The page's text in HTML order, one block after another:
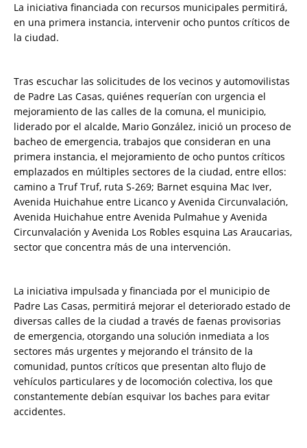
La iniciativa financiada con recursos municipales permitirá,
en una primera instancia, intervenir ocho puntos críticos de
la ciudad.
Tras escuchar las solicitudes de los vecinos y automovilistas
de Padre Las Casas, quiénes requerían con urgencia el
mejoramiento de las calles de la comuna, el municipio,
liderado por el alcalde, Mario González, inició un proceso de
bacheo de emergencia, trabajos que consideran en una
primera instancia, el mejoramiento de ocho puntos críticos
emplazados en múltiples sectores de la ciudad, entre ellos:
camino a Truf Truf, ruta S-269; Barnet esquina Mac Iver,
Avenida Huichahue entre Licanco y Avenida Circunvalación,
Avenida Huichahue entre Avenida Pulmahue y Avenida
Circunvalación y Avenida Los Robles esquina Las Araucarias,
sector que concentra más de una intervención.
La iniciativa impulsada y financiada por el municipio de
Padre Las Casas, permitirá mejorar el deteriorado estado de
diversas calles de la ciudad a través de faenas provisorias
de emergencia, otorgando una solución inmediata a los
sectores más urgentes y mejorando el tránsito de la
comunidad, puntos críticos que presentan alto flujo de
vehículos particulares y de locomoción colectiva, los que
constantemente debían esquivar los baches para evitar
accidentes.